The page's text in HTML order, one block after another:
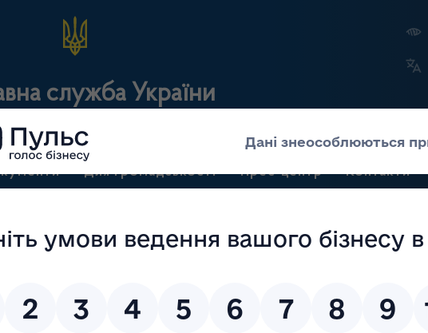
служба України
та контролю за наркотиками
Для громадськості Прес-центр Контакти
Державний
нагляд
виробництва лікарських
Ринковий
Державні
(NPA)